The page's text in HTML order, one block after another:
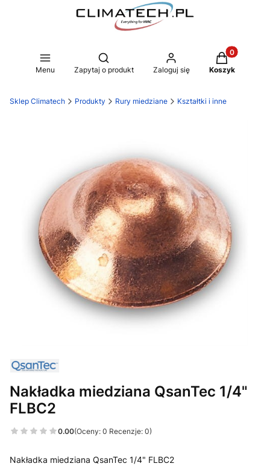
Menu
Otwórz wyszukiwarkę
Zapytaj o produkt Zaloguj się
Produkty w
Koszyk
Sklep Climatech Produkty Rury miedziane Kształtki i inne
Nakładka miedziana QsanTec 1/4"
FLBC2
0.00(Oceny: 0 Recenzje: 0)
Nakładka miedziana QsanTec 1/4" FLBC2